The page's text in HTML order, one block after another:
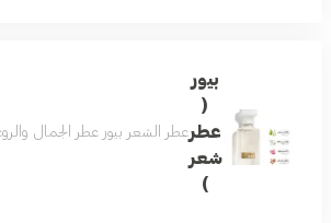
بيور
(
عطر
شعر
)
عطر الشعر بيور عطر الجمال